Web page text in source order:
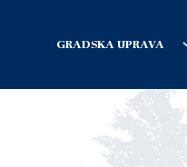
GRADSKA UPRAVA